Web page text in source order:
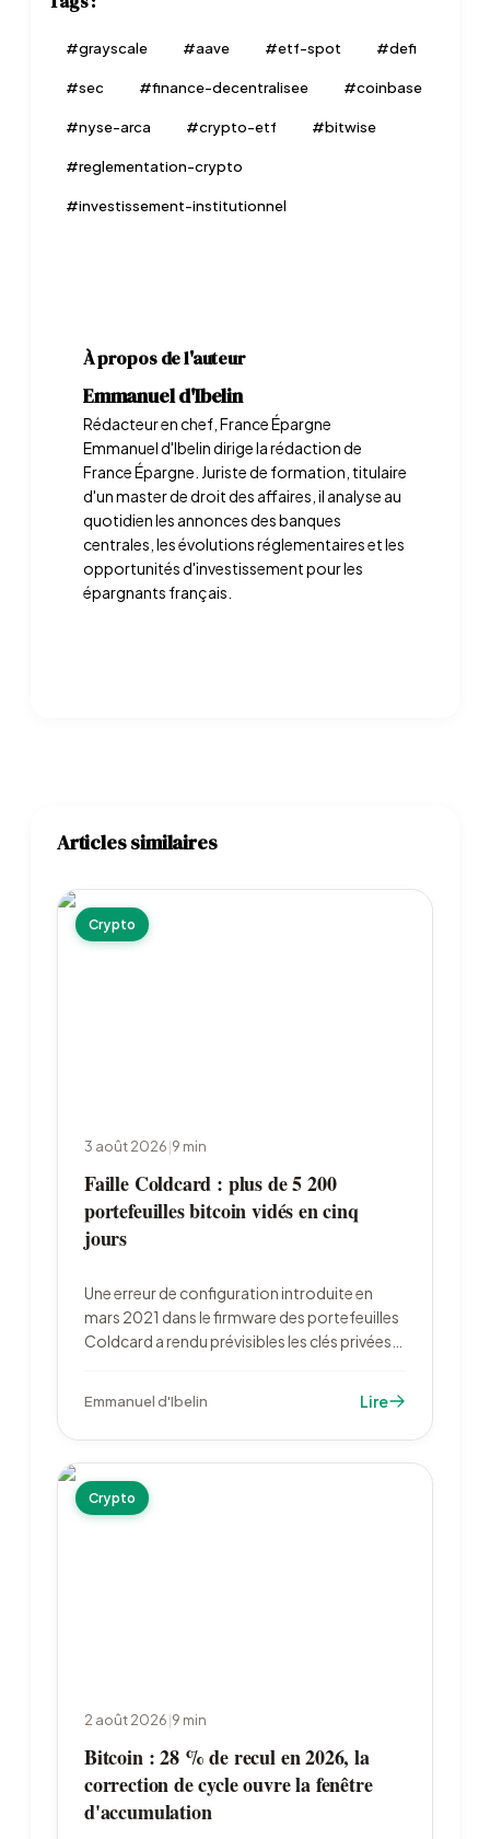
#grayscale #aave #etf-spot #defi
#sec #finance-decentralisee #coinbase
#nyse-arca #crypto-etf #bitwise
#reglementation-crypto
#investissement-institutionnel
À propos de l'auteur
Emmanuel d'Ibelin
Rédacteur en chef, France Épargne
Emmanuel d'Ibelin dirige la rédaction de
France Épargne. Juriste de formation, titulaire
d'un master de droit des affaires, il analyse au
quotidien les annonces des banques
centrales, les évolutions réglementaires et les
opportunités d'investissement pour les
épargnants français.
Articles similaires
Crypto
3 août 2026|9 min
Faille Coldcard : plus de 5 200
portefeuilles bitcoin vidés en cinq
jours
Une erreur de configuration introduite en
mars 2021 dans le firmware des portefeuilles
Coldcard a rendu prévisibles les clés privées
le 30 juillet 2026, soit environ 114 millions de
dollars.
Emmanuel d'Ibelin Lire
Crypto
2 août 2026|9 min
Bitcoin : 28 % de recul en 2026, la
correction de cycle ouvre la fenêtre
d'accumulation